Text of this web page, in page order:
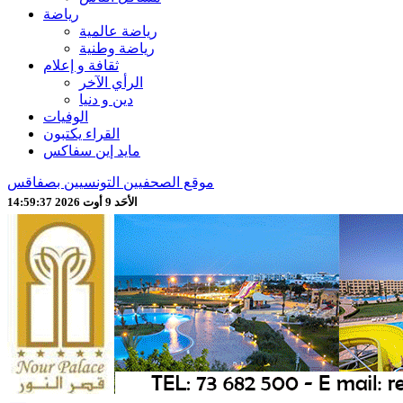
رياضة
رياضة عالمية
رياضة وطنية
ثقافة و إعلام
الرأي الآخر
دين و دنيا
الوفيات
القراء يكتبون
مايد إين سفاكس
موقع الصحفيين التونسيين بصفاقس
الأحَد 9 أوت 2026 14:59:39